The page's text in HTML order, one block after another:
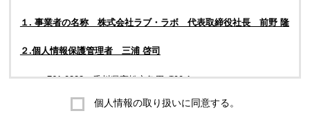
１. 事業者の名称 株式会社ラブ・ラボ 代表取締役社長 前野 隆
２.個人情報保護管理者 三浦 啓司
〒761-0323 香川県高松市亀田町90-1
株式会社ラブ・ラボ個人情報の取り扱いに同意する。